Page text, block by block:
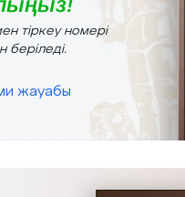
тіркеу номері
беріледі.
жауабы